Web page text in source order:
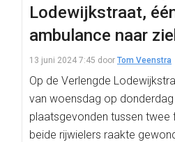
Lodewijkstraat,
ambulance naar
13 juni 2024 7:45 door Tom Veenstra
Op de Verlengde
van woensdag op donderdag
plaatsgevonden tussen twee
beide rijwielers raakte